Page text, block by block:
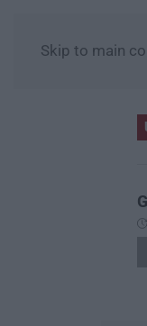
Skip to main